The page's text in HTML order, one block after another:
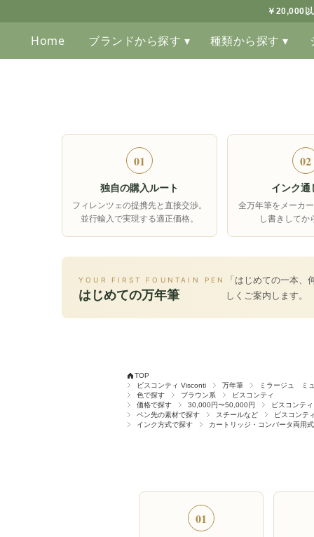
￥20,000
Home ブランドから探す ▾ 種類から探す ▾
01
独自の購入ルート
フィレンツェの提携先と直接交渉。
並行輸入で実現する適正価格。
02
インク通
全万年筆をメーカ
し書きしてか
YOUR FIRST FOUNTAIN PEN
はじめての万年筆
「はじめての一本
しくご案内します。
TOP
ビスコンティ Visconti
万年筆
ミラージュ ミ
色で探す
ブラウン系
ビスコンティ
価格で探す
30,000円〜50,000円
ビスコンティ
ペン先の素材で探す
スチールなど
ビスコンテ
インク方式で探す
カートリッジ・コンバータ両用
01